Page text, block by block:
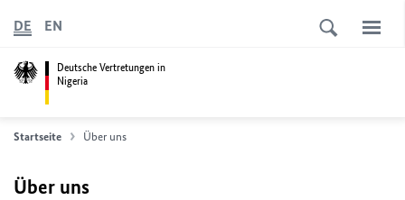
Deutsche Vertretungen in
Nigeria
DE EN
Startseite Über uns
Über uns